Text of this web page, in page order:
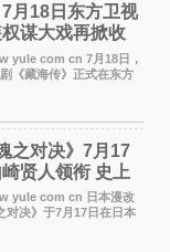
月18日东方卫视
权谋大戏再掀收
com cn 7月18日，
《藏海传》正式在东方
关注。该剧此前已在网
作和紧凑剧情收获不俗
之对决》7月17
贤人领衔 史上
战”cn 日本漫改
对决》于7月17日在日本
介执导、山崎贤人主演
泰久同名人气漫画，继